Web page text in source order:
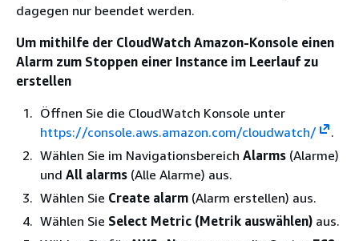
dagegen nur beendet werden.
Um mithilfe der CloudWatch Amazon-Konsole einen
Alarm zum Stoppen einer Instance im Leerlauf zu
erstellen
Öffnen Sie die CloudWatch Konsole unter
https://console.aws.amazon.com/cloudwatch/
.
Wählen Sie im Navigationsbereich Alarms (Alarme)
und All alarms (Alle Alarme) aus.
Wählen Sie Create alarm (Alarm erstellen) aus.
Wählen Sie Select Metric (Metrik auswählen) aus.